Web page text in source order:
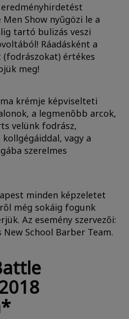
Show nyűgözi le a
tartó bulizás veszi
Ráadásként a
értékes
meg!
krémje képviselteti
a legmenőbb arcok,
velünk fodrász,
vagy a
szerelmes
minden képzeletet
még sokáig fogunk
Az esemény szervezői:
School Barber Team.